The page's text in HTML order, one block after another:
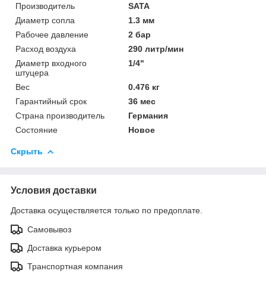
Производитель
SATA
Диаметр сопла
1.3 мм
Рабочее давление
2 бар
Расход воздуха
290 литр/мин
Диаметр входного
штуцера
1/4"
Вес
0.476 кг
Гарантийный срок
36 мес
Страна производитель
Германия
Состояние
Новое
Скрыть
Условия доставки
Доставка осуществляется только по предоплате.
Самовывоз
Доставка курьером
Транспортная компания